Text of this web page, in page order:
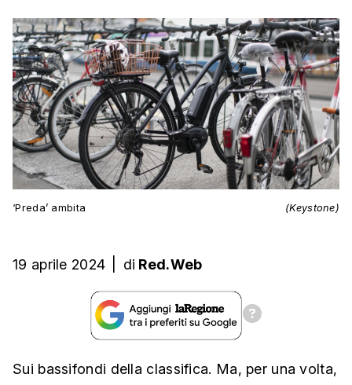
‘Preda’ ambita (Keystone)
19 aprile 2024 di Red.Web
Sui bassifondi della classifica. Ma, per una volta,